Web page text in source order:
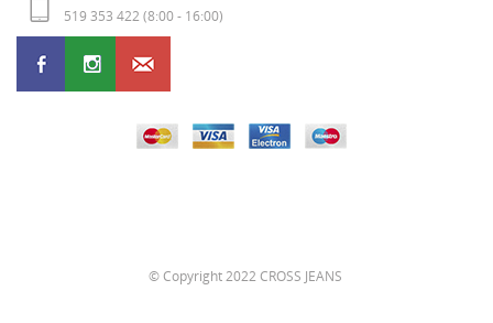
519 353 422 (8:00 - 16:00)
©Copyright 2022 CROSS JEANS